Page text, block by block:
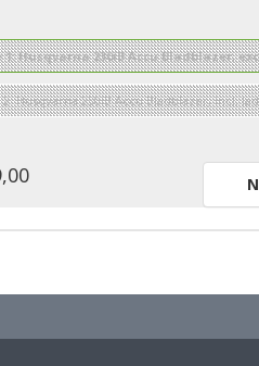
1: Husqvarna 230iB Accu Bladblazer,
Husqvarna 230iB Accu Bladblazer, incl.